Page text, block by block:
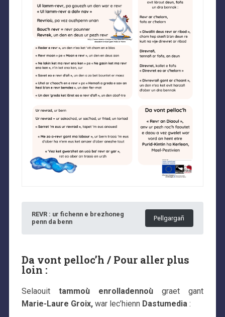
REVR : ur fichenn e brezhoneg
penn da benn
Pellgargañ
Da vont pelloc’h / Pour aller plus
loin :
Selaouit tammoù enrolladennoù graet gant
Marie-Laure Groix,war lec’hienn Dastumedia: